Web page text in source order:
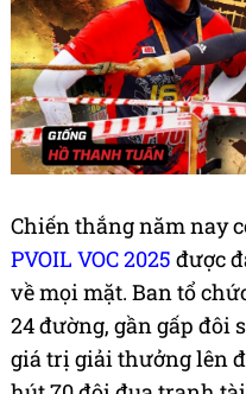
Chiến thắng năm nay
PVOIL VOC 2025 được
về mọi mặt. Ban tổ
24 đường, gần gấp đôi
giá trị giải thưởng lên